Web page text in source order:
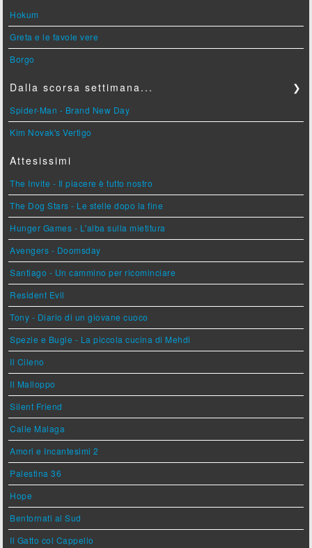
Hokum
Greta e le favole vere
Borgo
Dalla scorsa settimana... ❯
Spider-Man - Brand New Day
Kim Novak's Vertigo
Attesissimi
The Invite - Il piacere è tutto nostro
The Dog Stars - Le stelle dopo la fine
Hunger Games - L'alba sulla mietitura
Avengers - Doomsday
Santiago - Un cammino per ricominciare
Resident Evil
Tony - Diario di un giovane cuoco
Spezie e Bugie - La piccola cucina di Mehdi
Il Cileno
Il Malloppo
Silent Friend
Calle Malaga
Amori e Incantesimi 2
Palestina 36
Hope
Bentornati al Sud
Il Gatto col Cappello